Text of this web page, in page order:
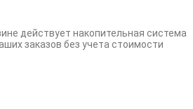
действует накопительная система
заказов без учета стоимости